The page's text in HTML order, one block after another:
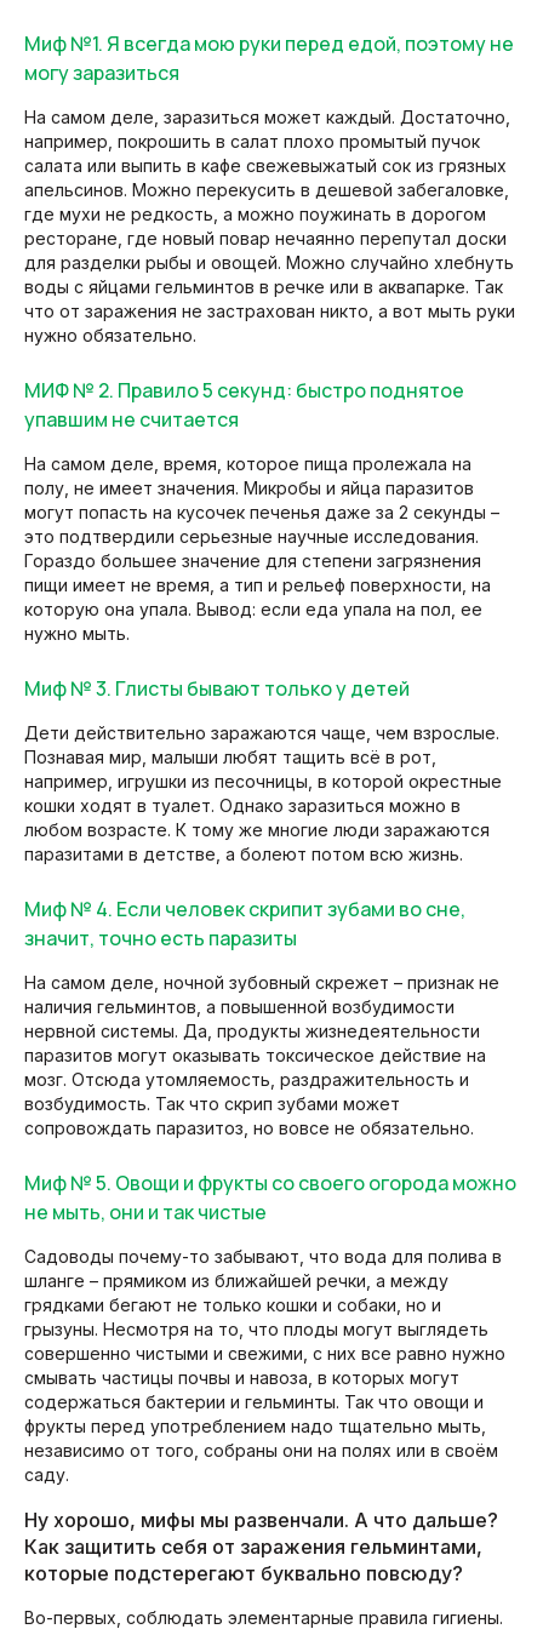
Миф №1. Я всегда мою руки перед едой, поэтому не
могу заразиться
На самом деле, заразиться может каждый. Достаточно,
например, покрошить в салат плохо промытый пучок
салата или выпить в кафе свежевыжатый сок из грязных
апельсинов. Можно перекусить в дешевой забегаловке,
где мухи не редкость, а можно поужинать в дорогом
ресторане, где новый повар нечаянно перепутал доски
для разделки рыбы и овощей. Можно случайно хлебнуть
воды с яйцами гельминтов в речке или в аквапарке. Так
что от заражения не застрахован никто, а вот мыть руки
нужно обязательно.
МИФ № 2. Правило 5 секунд: быстро поднятое
упавшим не считается
На самом деле, время, которое пища пролежала на
полу, не имеет значения. Микробы и яйца паразитов
могут попасть на кусочек печенья даже за 2 секунды –
это подтвердили серьезные научные исследования.
Гораздо большее значение для степени загрязнения
пищи имеет не время, а тип и рельеф поверхности, на
которую она упала. Вывод: если еда упала на пол, ее
нужно мыть.
Миф № 3. Глисты бывают только у детей
Дети действительно заражаются чаще, чем взрослые.
Познавая мир, малыши любят тащить всё в рот,
например, игрушки из песочницы, в которой окрестные
кошки ходят в туалет. Однако заразиться можно в
любом возрасте. К тому же многие люди заражаются
паразитами в детстве, а болеют потом всю жизнь.
Миф № 4. Если человек скрипит зубами во сне,
значит, точно есть паразиты
На самом деле, ночной зубовный скрежет – признак не
наличия гельминтов, а повышенной возбудимости
нервной системы. Да, продукты жизнедеятельности
паразитов могут оказывать токсическое действие на
мозг. Отсюда утомляемость, раздражительность и
возбудимость. Так что скрип зубами может
сопровождать паразитоз, но вовсе не обязательно.
Миф № 5. Овощи и фрукты со своего огорода можно
не мыть, они и так чистые
Садоводы почему-то забывают, что вода для полива в
шланге – прямиком из ближайшей речки, а между
грядками бегают не только кошки и собаки, но и
грызуны. Несмотря на то, что плоды могут выглядеть
совершенно чистыми и свежими, с них все равно нужно
смывать частицы почвы и навоза, в которых могут
содержаться бактерии и гельминты. Так что овощи и
фрукты перед употреблением надо тщательно мыть,
независимо от того, собраны они на полях или в своём
саду.
Ну хорошо, мифы мы развенчали. А что дальше?
Как защитить себя от заражения гельминтами,
которые подстерегают буквально повсюду?
Во-первых, соблюдать элементарные правила гигиены.